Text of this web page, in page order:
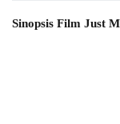
Sinopsis Film Just